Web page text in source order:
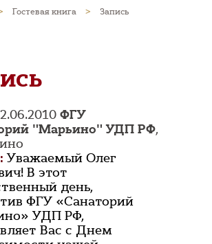
Гостевая книга > Запись
ФГУ
"Марьино" УДП РФ,
Уважаемый Олег
В этот
день,
ФГУ «Санаторий
УДП РФ,
Вас с Днем